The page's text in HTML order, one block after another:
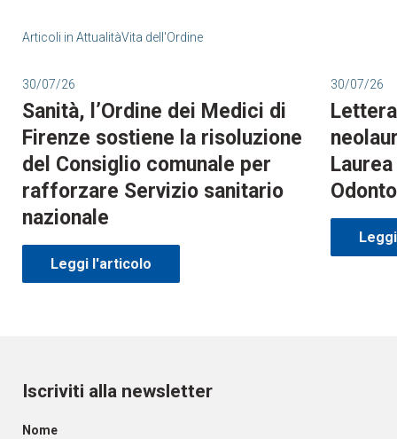
Articoli in AttualitàVita dell'Ordine
30/07/26
Sanità, l’Ordine dei Medici di
Firenze sostiene la risoluzione
del Consiglio comunale per
rafforzare Servizio sanitario
nazionale
Leggi l'articolo
30/07/26
Iscriviti alla newsletter
Nome